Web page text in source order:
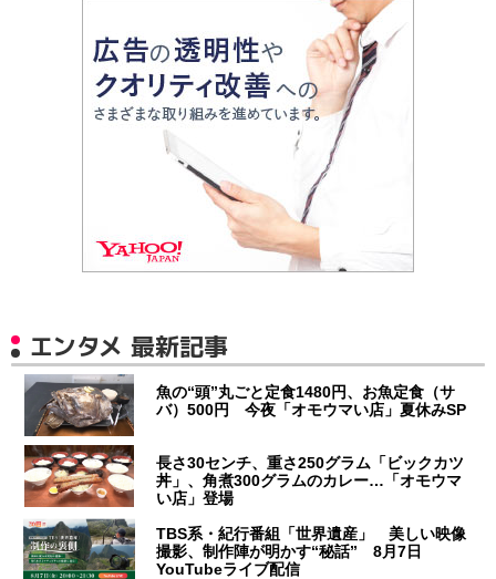
エンタメ 最新記事
魚の“頭”丸ごと定食1480円、お魚定食（サ
バ）500円 今夜「オモウマい店」夏休みSP
長さ30センチ、重さ250グラム「ビックカツ
丼」、角煮300グラムのカレー…「オモウマ
い店」登場
TBS系・紀行番組「世界遺産」 美しい映像
撮影、制作陣が明かす“秘話” 8月7日
YouTubeライブ配信